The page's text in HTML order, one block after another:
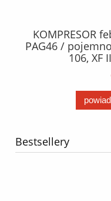
KOMPRESOR
PAG46 /
106, XF
Bestsellery